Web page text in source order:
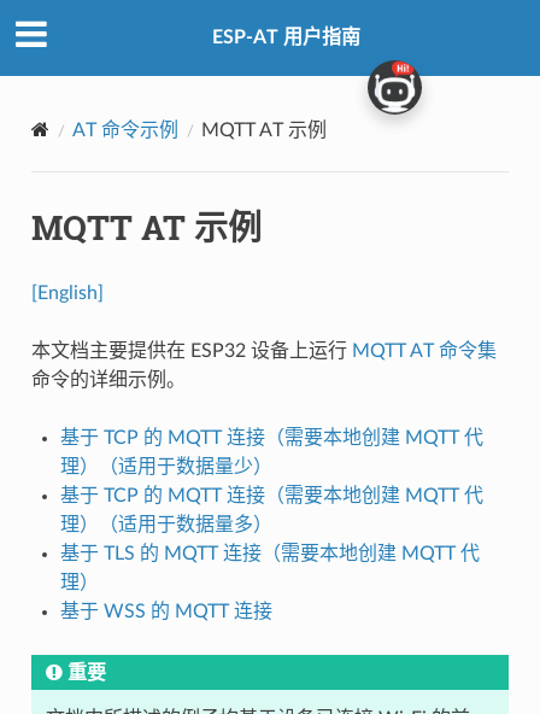
ESP-AT 用户指南
AT 命令示例 MQTT AT 示例
MQTT AT 示例
[English]
本文档主要提供在 ESP32 设备上运行 MQTT AT 命令集
命令的详细示例。
基于 TCP 的 MQTT 连接（需要本地创建 MQTT 代
理）（适用于数据量少）
基于 TCP 的 MQTT 连接（需要本地创建 MQTT 代
理）（适用于数据量多）
基于 TLS 的 MQTT 连接（需要本地创建 MQTT 代
理）
基于 WSS 的 MQTT 连接
重要